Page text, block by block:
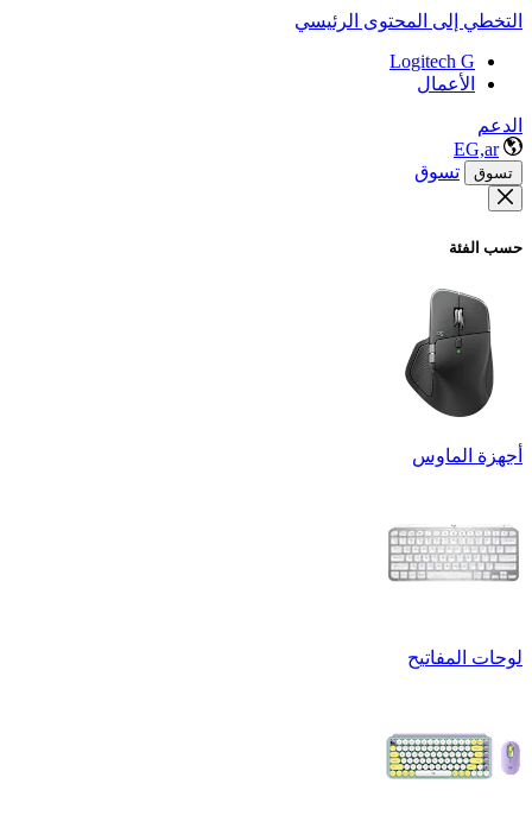
التخطي إلى المحتوى الرئيسي
Logitech G
الأعمال
الدعم
EG,ar
تسوق تسوق
حسب الفئة
أجهزة الماوس
لوحات المفاتيح